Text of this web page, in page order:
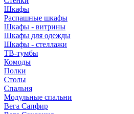
Шкафы
Распашные шкафы
Шкафы - витрины
Шкафы для одежды
Шкафы - стеллажи
ТВ-тумбы
Комоды
Полки
Столы
Спальня
Модульные спальни
Вега Сапфир